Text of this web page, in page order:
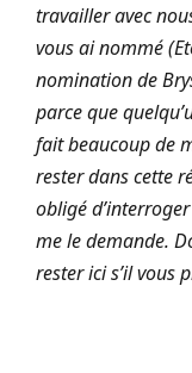
travailler avec
vous ai nommé
nomination de
parce que
fait beaucoup de
rester dans cette
obligé
me le demande.
rester ici s’il vous